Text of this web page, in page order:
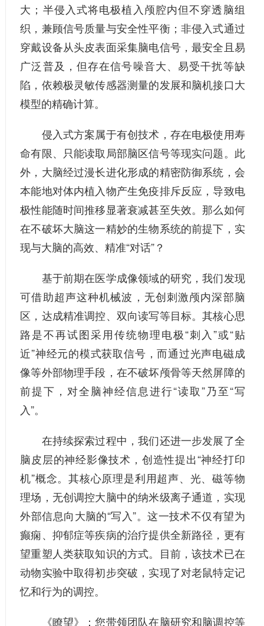
大；半侵入式将电极植入颅腔内但不穿透脑组
织，兼顾信号质量与安全性平衡；非侵入式通过
穿戴设备从头皮表面采集脑电信号，最安全且易
广泛普及，但存在信号噪音大、易受干扰等缺
陷，依赖极灵敏传感器测量的发展和脑机接口大
模型的精确计算。
侵入式方案属于有创技术，存在电极使用寿
命有限、只能读取局部脑区信号等现实问题。此
外，大脑经过漫长进化形成的精密防御系统，会
本能地对体内植入物产生免疫排斥反应，导致电
极性能随时间推移显著衰减甚至失效。那么如何
在不破坏大脑这一精妙的生物系统的前提下，实
现与大脑的高效、精准“对话”？
基于前期在医学成像领域的研究，我们发现
可借助超声这种机械波，无创刺激颅内深部脑
区，达成精准调控、双向读写等目标。其核心思
路是不再试图采用传统物理电极“刺入”或“贴
近”神经元的模式获取信号，而通过光声电磁成
像等外部物理手段，在不破坏颅骨等天然屏障的
前提下，对全脑神经信息进行“读取”乃至“写
入”。
在持续探索过程中，我们还进一步发展了全
脑皮层的神经影像技术，创造性提出“神经打印
机”概念。其核心原理是利用超声、光、磁等物
理场，无创调控大脑中的纳米级离子通道，实现
外部信息向大脑的“写入”。这一技术不仅有望为
癫痫、抑郁症等疾病的治疗提供全新路径，更有
望重塑人类获取知识的方式。目前，该技术已在
动物实验中取得初步突破，实现了对老鼠特定记
忆和行为的调控。
《瞭望》：您带领团队在脑研究和脑调控等